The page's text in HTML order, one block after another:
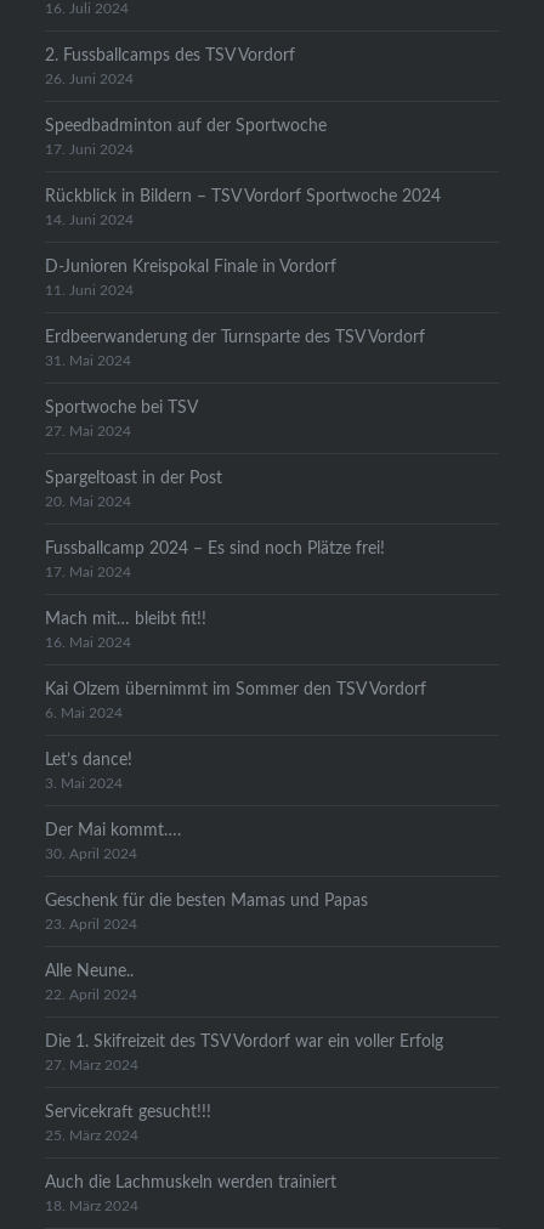
16. Juli 2024
2. Fussballcamps des TSV Vordorf
26. Juni 2024
Speedbadminton auf der Sportwoche
17. Juni 2024
Rückblick in Bildern – TSV Vordorf Sportwoche 2024
14. Juni 2024
D-Junioren Kreispokal Finale in Vordorf
11. Juni 2024
Erdbeerwanderung der Turnsparte des TSV Vordorf
31. Mai 2024
Sportwoche bei TSV
27. Mai 2024
Spargeltoast in der Post
20. Mai 2024
Fussballcamp 2024 – Es sind noch Plätze frei!
17. Mai 2024
Mach mit… bleibt fit!!
16. Mai 2024
Kai Olzem übernimmt im Sommer den TSV Vordorf
6. Mai 2024
Let’s dance!
3. Mai 2024
Der Mai kommt….
30. April 2024
Geschenk für die besten Mamas und Papas
23. April 2024
Alle Neune..
22. April 2024
Die 1. Skifreizeit des TSV Vordorf war ein voller Erfolg
27. März 2024
Servicekraft gesucht!!!
25. März 2024
Auch die Lachmuskeln werden trainiert
18. März 2024